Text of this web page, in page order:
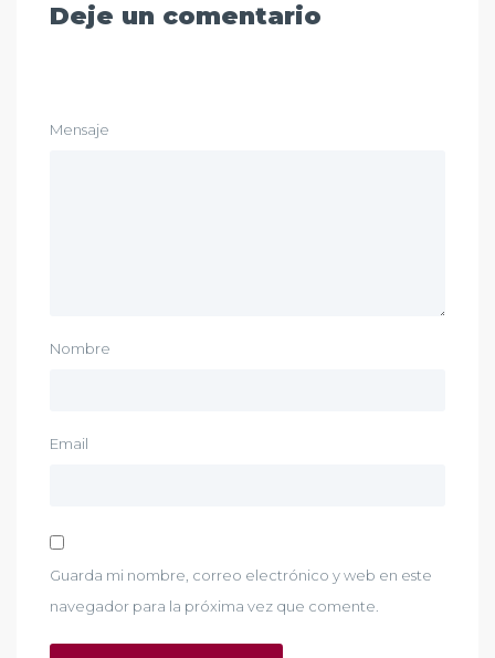
Deje un comentario
Mensaje
Nombre
Email
Guarda mi nombre, correo electrónico y web en este
navegador para la próxima vez que comente.